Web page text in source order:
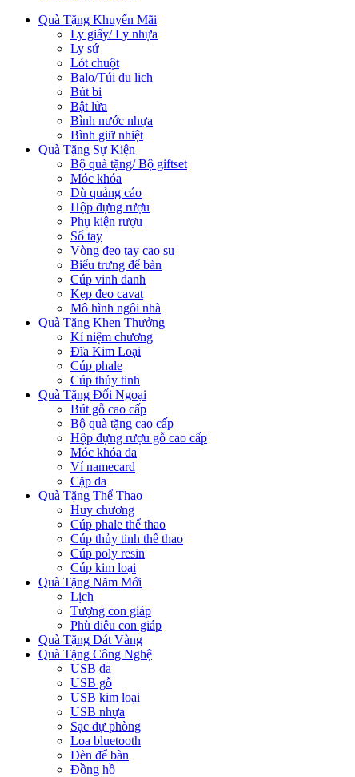
Quà Tặng Khuyến Mãi
Ly giấy/ Ly nhựa
Ly sứ
Lót chuột
Balo/Túi du lich
Bút bi
Bật lửa
Bình nước nhựa
Bình giữ nhiệt
Quà Tặng Sự Kiện
Bộ quà tặng/ Bộ giftset
Móc khóa
Dù quảng cáo
Hộp đựng rượu
Phụ kiện rượu
Sổ tay
Vòng đeo tay cao su
Biểu trưng để bàn
Cúp vinh danh
Kẹp đeo cavat
Mô hình ngôi nhà
Quà Tặng Khen Thưởng
Kỉ niệm chương
Đĩa Kim Loại
Cúp phale
Cúp thủy tinh
Quà Tặng Đối Ngoại
Bút gỗ cao cấp
Bộ quà tặng cao cấp
Hộp đựng rượu gỗ cao cấp
Móc khóa da
Ví namecard
Cặp da
Quà Tặng Thể Thao
Huy chương
Cúp phale thể thao
Cúp thủy tinh thể thao
Cúp poly resin
Cúp kim loại
Quà Tặng Năm Mới
Lịch
Tượng con giáp
Phù điêu con giáp
Quà Tặng Dát Vàng
Quà Tặng Công Nghệ
USB da
USB gỗ
USB kim loại
USB nhựa
Sạc dự phòng
Loa bluetooth
Đèn để bàn
Đồng hồ